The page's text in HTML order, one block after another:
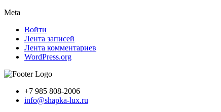
Meta
Войти
Лента записей
Лента комментариев
WordPress.org
+7 985 808-2006
info@shapka-lux.ru